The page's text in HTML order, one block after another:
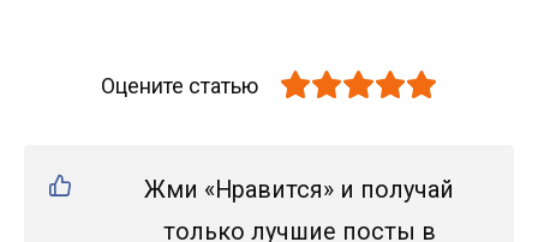
Оцените статью
Жми «Нравится» и получай
только лучшие посты в